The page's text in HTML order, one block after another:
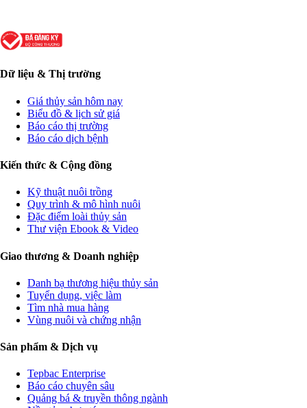
Dữ liệu & Thị trường
Giá thủy sản hôm nay
Biểu đồ & lịch sử giá
Báo cáo thị trường
Báo cáo dịch bệnh
Kiến thức & Cộng đồng
Kỹ thuật nuôi trồng
Quy trình & mô hình nuôi
Đặc điểm loài thủy sản
Thư viện Ebook & Video
Giao thương & Doanh nghiệp
Danh bạ thương hiệu thủy sản
Tuyển dụng, việc làm
Tìm nhà mua hàng
Vùng nuôi và chứng nhận
Sản phẩm & Dịch vụ
Tepbac Enterprise
Báo cáo chuyên sâu
Quảng bá & truyền thông ngành